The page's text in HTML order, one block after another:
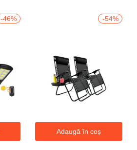
-46% -54%
Adaugă în coș